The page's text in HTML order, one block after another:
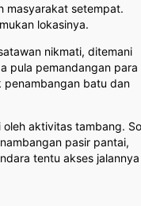
masyarakat setempat.
lokasinya.
nikmati, ditemani
pula pemandangan para
batu dan
oleh aktivitas tambang.
pasir pantai,
tentu akses jalannya